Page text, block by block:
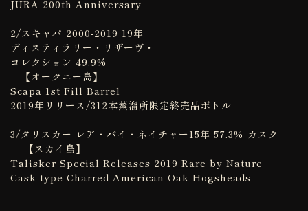
JURA 200th Anniversary
2/スキャパ 2000-2019 19年
ディスティラリー・リザーヴ・
コレクション 49.9%
【オークニー島】
Scapa 1st Fill Barrel
2019年リリース/312本蒸溜所限定終売品ボトル
3/タリスカー レア・バイ・ネイチャー15年 57.3％ カスク
【スカイ島】
Talisker Special Releases 2019 Rare by Nature
Cask type Charred American Oak Hogsheads